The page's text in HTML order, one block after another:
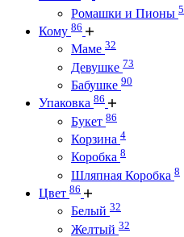
Ромашки и Пионы 5
Кому 86
Маме 32
Девушке 73
Бабушке 90
Упаковка 86
Букет 86
Корзина 4
Коробка 8
Шляпная Коробка 8
Цвет 86
Белый 32
Желтый 32